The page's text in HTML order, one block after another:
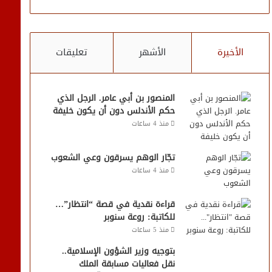
الأخيرة الأشهر تعليقات
المنصور بن أبي عامر. الرجل الذي
حكم الأندلس دون أن يكون خليفة
منذ 4 ساعات
تجّار الوهم يسرقون وعي الشعوب
منذ 4 ساعات
قراءة نقدية في قصة “انتظار”…
للكاتبة: روعة سنوبر
منذ 5 ساعات
بتوجيه وزير الشؤون الإسلامية..
نقل فعاليات مسابقة الملك